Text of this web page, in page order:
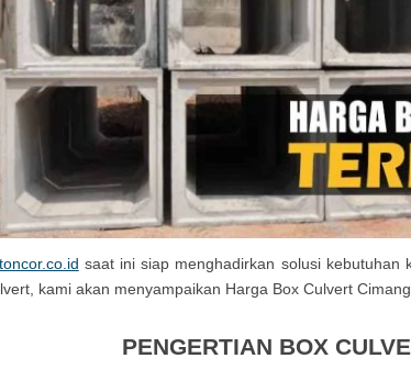
saat ini siap menghadirkan solusi kebutuhan
kami akan menyampaikan Harga Box Culvert
PENGERTIAN BOX